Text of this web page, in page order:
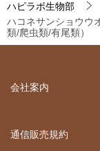
ハピラボ生物部
ハコネサンショウウ
類/爬虫類/有尾類）
会社案内
通信販売規約